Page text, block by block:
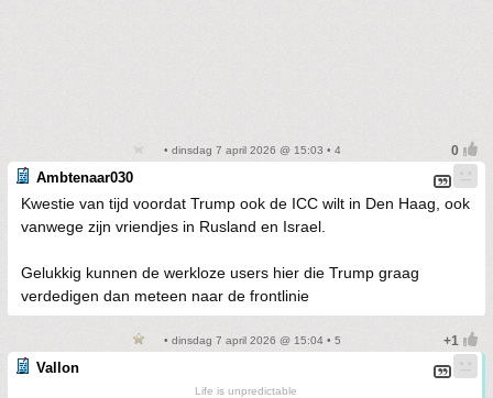
• dinsdag 7 april 2026 @ 15:03 • 4
Ambtenaar030
Kwestie van tijd voordat Trump ook de ICC wilt in Den Haag, ook
vanwege zijn vriendjes in Rusland en Israel.
Gelukkig kunnen de werkloze users hier die Trump graag
verdedigen dan meteen naar de frontlinie
• dinsdag 7 april 2026 @ 15:04 • 5
Vallon
Life is unpredictable